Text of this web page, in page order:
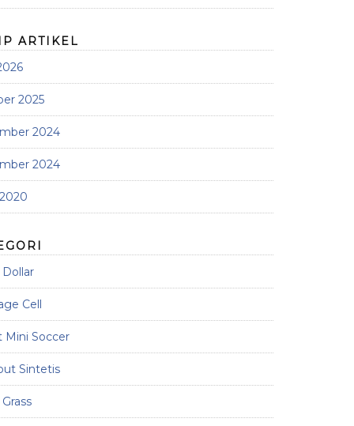
ARTIKEL
2025
2024
2024
Cell
Mini Soccer
Sintetis